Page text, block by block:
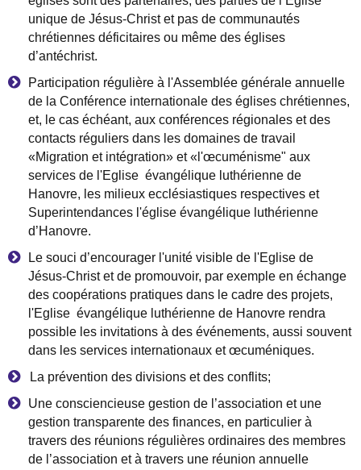
unique de Jésus-Christ et pas de communautés
chrétiennes déficitaires ou même des églises
d’antéchrist.
Participation régulière à l'Assembl ée générale annuelle
de la Conférence internationale des églises chrétiennes,
et, le cas échéant, aux conférences régionales et des
contacts réguliers dans les domaines de travail
«Migration et intégration» et« l'œcuménisme" aux
services de l'Eglise évangé lique luthérienne de
Hanovre, les milieux eccl ésiastiques respectives et
Superintendances l'église évangé lique luthérienne
d’Hanovre.
Le souci d’encourager l'unité visible de l'Eglise de
Jésus-Christ et de promouvoir, par exemple en échange
des coopérations pratiques dans le cadre des projets,
l'Eglise évangé lique luthérienne de Hanovre rendra
possible les invitations à des événements, aussi souvent
dans les services internationaux etœcuméniques.
La prévention des divisions et des conflits;
Une consciencieuse gestion de l ’association et une
gestion transparente des finances, en particulier à
travers des réunions régulières ordinaires des membres
de l ’association età travers une réunion annuelle